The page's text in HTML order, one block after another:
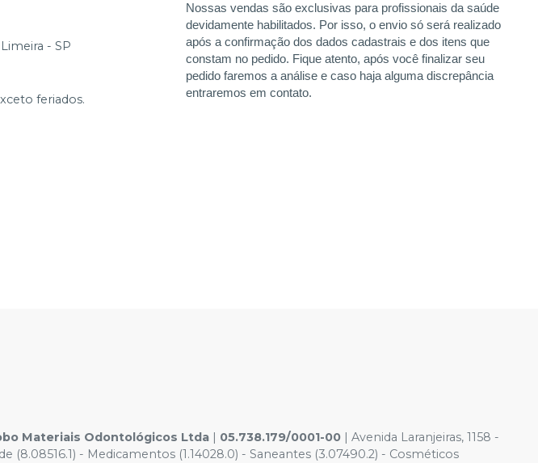
- SP
feriados.
Nossas vendas são exclusivas para profissionais da saúde
devidamente habilitados. Por isso, o envio só será realizado
após a confirmação dos dados cadastrais e dos itens que
constam no pedido. Fique atento, após você finalizar seu
pedido faremos a análise e caso haja alguma discrepância
entraremos em contato.
Materiais Odontológicos Ltda 05.738.179/0001-00 | Avenida Laranjeiras, 1158 -
- Medicamentos (1.14028.0) - Saneantes (3.07490.2) - Cosméticos